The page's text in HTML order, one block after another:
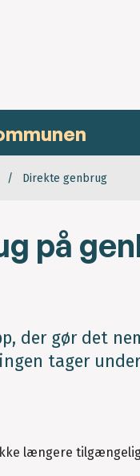
Direkte genbrug
på
der gør det
tager
længere